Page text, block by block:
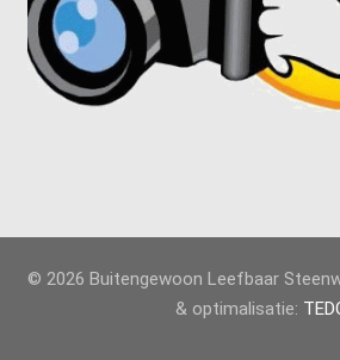
© 2026 Buitengewoon Leefbaar
& optimalisatie: